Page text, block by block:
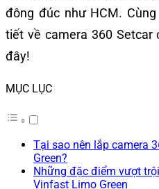
đông đúc như HCM.
tiết về camera 360 Setcar
đây!
MỤC LỤC
Tại sao nên lắp camera
Green?
Những đặc điểm vượt
Vinfast Limo Green